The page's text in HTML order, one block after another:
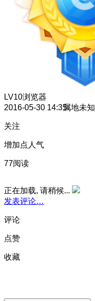
LV10浏览器
2016-05-30 14:35属地未知
关注
增加点人气
77阅读
正在加载, 请稍候...
发表评论…
评论
点赞
收藏